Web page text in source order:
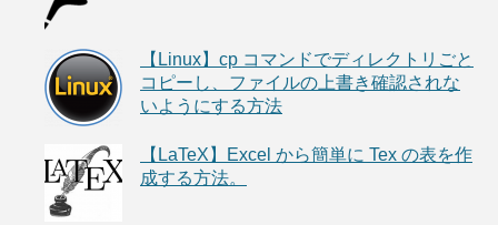
【Linux】cp コマンドでディレクトリごと
コピーし、ファイルの上書き確認されな
いようにする方法
【LaTeX】Excel から簡単に Tex の表を作
成する方法。